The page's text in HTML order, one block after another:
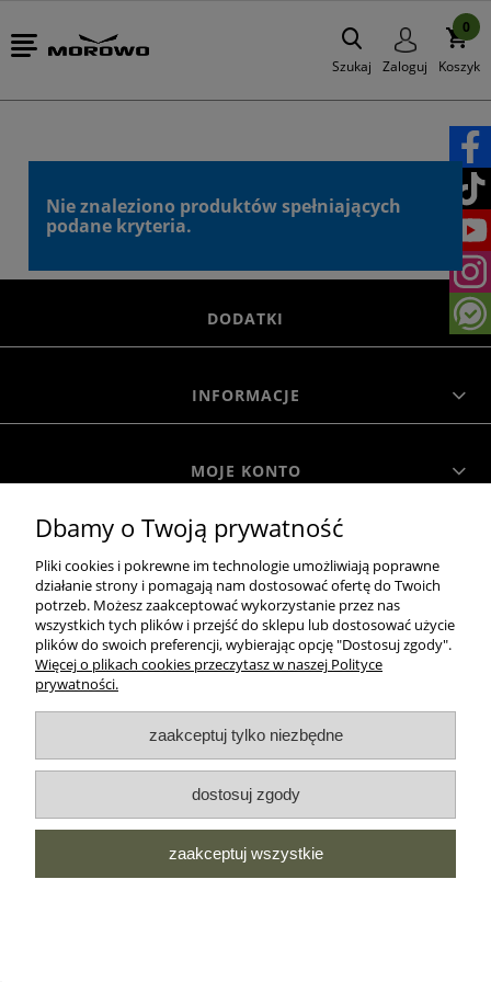
Szukaj Zaloguj Koszyk
0
Nie znaleziono produktów spełniających
podane kryteria.
DODATKI
INFORMACJE
MOJE KONTO
O NAS
MOROWO
WSZELKIE PRAWA ZASTRZEŻONE MOROWO © 2018
realizacja:
Sklep internetowy Shoper.pl
Dbamy o Twoją prywatność
Pliki cookies i pokrewne im technologie umożliwiają poprawne
działanie strony i pomagają nam dostosować ofertę do Twoich
potrzeb. Możesz zaakceptować wykorzystanie przez nas
wszystkich tych plików i przejść do sklepu lub dostosować użycie
plików do swoich preferencji, wybierając opcję "Dostosuj zgody".
Więcej o plikach cookies przeczytasz w naszej Polityce
prywatności.
zaakceptuj tylko niezbędne
dostosuj zgody
zaakceptuj wszystkie